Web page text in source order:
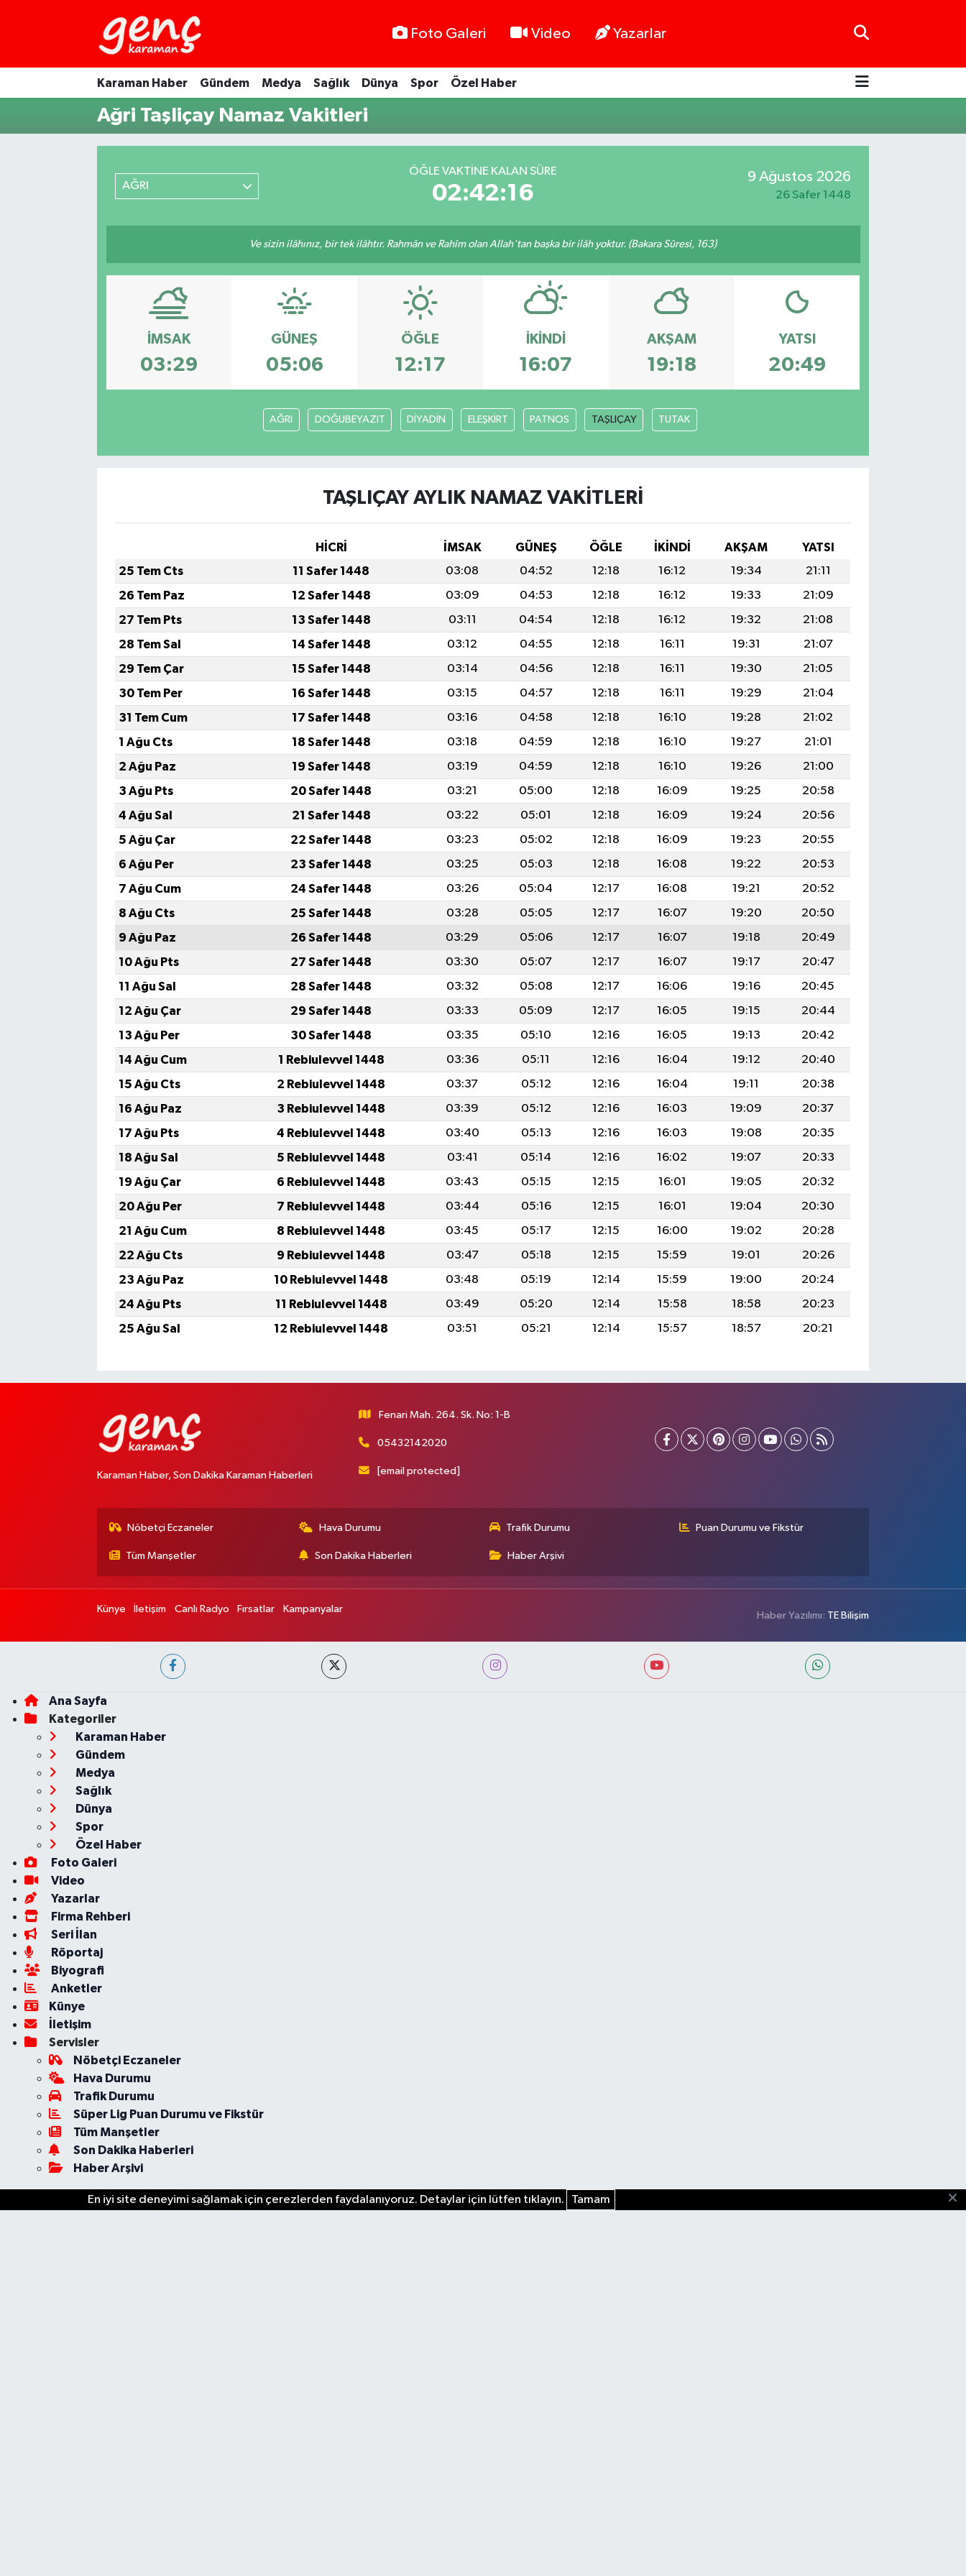
Foto Galeri Video Yazarlar
Karaman Haber Gündem Medya Sağlık Dünya Spor Özel Haber
Ağri Taşliçay Namaz Vakitleri
AĞRI
ÖĞLE VAKTINE KALAN SÜRE
02:42:16
9 Ağustos 2026
26 Safer 1448
Ve sizin ilâhınız, bir tek ilâhtır. Rahmân ve Rahîm olan Allah'tan başka bir ilâh yoktur. (Bakara Sûresi, 163)
İMSAK
03:29
GÜNEŞ
05:06
ÖĞLE
12:17
İKINDI
16:07
AKŞAM
19:18
YATSI
20:49
AĞRI DOĞUBEYAZIT DİYADİN ELEŞKİRT PATNOS TAŞLIÇAY TUTAK
TAŞLIÇAY AYLIK NAMAZ VAKITLERI
HİCRİ İMSAK GÜNEŞ ÖĞLE İKINDI AKŞAM
YATSI
25 Tem Cts
11 Safer 1448 03:08 04:52 12:18 16:12 19:34
21:11
26 Tem Paz
12 Safer 1448 03:09 04:53 12:18 16:12 19:33
21:09
27 Tem Pts
13 Safer 1448 03:11 04:54 12:18 16:12 19:32
21:08
28 Tem Sal
14 Safer 1448 03:12 04:55 12:18 16:11 19:31
21:07
29 Tem Çar
15 Safer 1448 03:14 04:56 12:18 16:11 19:30
21:05
30 Tem Per
16 Safer 1448 03:15 04:57 12:18 16:11 19:29
21:04
31 Tem Cum
17 Safer 1448 03:16 04:58 12:18 16:10 19:28
21:02
1 Ağu Cts
18 Safer 1448 03:18 04:59 12:18 16:10 19:27
21:01
2 Ağu Paz
19 Safer 1448 03:19 04:59 12:18 16:10 19:26
21:00
3 Ağu Pts
20 Safer 1448 03:21 05:00 12:18 16:09 19:25
20:58
4 Ağu Sal
21 Safer 1448 03:22 05:01 12:18 16:09 19:24
20:56
5 Ağu Çar
22 Safer 1448 03:23 05:02 12:18 16:09 19:23
20:55
6 Ağu Per
23 Safer 1448 03:25 05:03 12:18 16:08 19:22
20:53
7 Ağu Cum
24 Safer 1448 03:26 05:04 12:17 16:08 19:21
20:52
8 Ağu Cts
25 Safer 1448 03:28 05:05 12:17 16:07 19:20
20:50
9 Ağu Paz
26 Safer 1448 03:29 05:06 12:17 16:07 19:18
20:49
10 Ağu Pts
27 Safer 1448 03:30 05:07 12:17 16:07 19:17
20:47
11 Ağu Sal
28 Safer 1448 03:32 05:08 12:17 16:06 19:16
20:45
12 Ağu Çar
29 Safer 1448 03:33 05:09 12:17 16:05 19:15
20:44
13 Ağu Per
30 Safer 1448 03:35 05:10 12:16 16:05 19:13
20:42
14 Ağu Cum
1 Rebiulevvel 1448 03:36 05:11 12:16 16:04 19:12
20:40
15 Ağu Cts
2 Rebiulevvel 1448 03:37 05:12 12:16 16:04 19:11
20:38
16 Ağu Paz
3 Rebiulevvel 1448 03:39 05:12 12:16 16:03 19:09
20:37
17 Ağu Pts
4 Rebiulevvel 1448 03:40 05:13 12:16 16:03 19:08
20:35
18 Ağu Sal
5 Rebiulevvel 1448 03:41 05:14 12:16 16:02 19:07
20:33
19 Ağu Çar
6 Rebiulevvel 1448 03:43 05:15 12:15 16:01 19:05
20:32
20 Ağu Per
7 Rebiulevvel 1448 03:44 05:16 12:15 16:01 19:04
20:30
21 Ağu Cum
8 Rebiulevvel 1448 03:45 05:17 12:15 16:00 19:02
20:28
22 Ağu Cts
9 Rebiulevvel 1448 03:47 05:18 12:15 15:59 19:01
20:26
23 Ağu Paz
10 Rebiulevvel 1448 03:48 05:19 12:14 15:59 19:00
20:24
24 Ağu Pts
11 Rebiulevvel 1448 03:49 05:20 12:14 15:58 18:58
20:23
25 Ağu Sal
12 Rebiulevvel 1448 03:51 05:21 12:14 15:57 18:57 20:21
Karaman Haber, Son Dakika Karaman Haberleri
Fenari Mah. 264. Sk. No: 1-B
05432142020
[email protected]
Nöbetçi Eczaneler Hava Durumu Trafik Durumu Puan Durumu ve Fikstür
Tüm Manşetler Son Dakika Haberleri Haber Arşivi
Künye İletişim Canlı Radyo Fırsatlar Kampanyalar
Haber Yazılımı: TE Bilişim
Ana Sayfa
Kategoriler
Karaman Haber
Gündem
Medya
Sağlık
Dünya
Spor
Özel Haber
Foto Galeri
Video
Yazarlar
Firma Rehberi
Seri İlan
Röportaj
Biyografi
Anketler
Künye
İletişim
Servisler
Nöbetçi Eczaneler
Hava Durumu
Trafik Durumu
Süper Lig Puan Durumu ve Fikstür
Tüm Manşetler
Son Dakika Haberleri
Haber Arşivi
En iyi site deneyimi sağlamak için çerezlerden faydalanıyoruz. Detaylar için lütfen tıklayın. Tamam